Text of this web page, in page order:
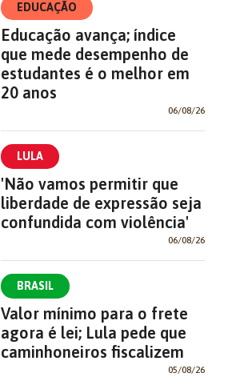
EDUCAÇÃO
Educação avança; índice
que mede desempenho de
estudantes é o melhor em
20 anos
06/08/26
LULA
'Não vamos permitir que
liberdade de expressão seja
confundida com violência'
06/08/26
BRASIL
Valor mínimo para o frete
agora é lei; Lula pede que
caminhoneiros fiscalizem
05/08/26